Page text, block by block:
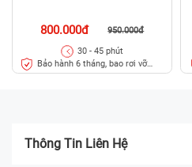
800.000đ 950.000đ
30 - 45 phút
Bảo hành 6 tháng, bao rơi vỡ
kính
Thông Tin Liên Hệ